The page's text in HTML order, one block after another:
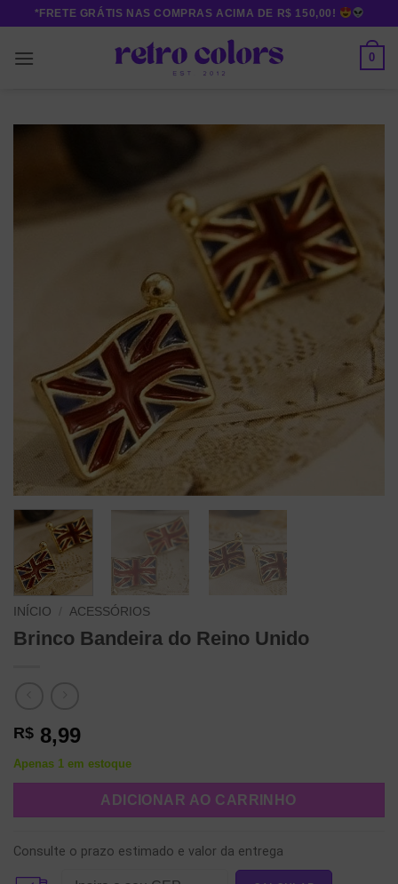
content
*FRETE GRÁTIS NAS COMPRAS ACIMA DE R$ 150,00!
0
INÍCIO ACESSÓRIOS
Brinco Bandeira do Reino Unido
R$ 8,99
Apenas 1 em estoque
ADICIONAR AO CARRINHO
Consulte o prazo estimado e valor da entrega